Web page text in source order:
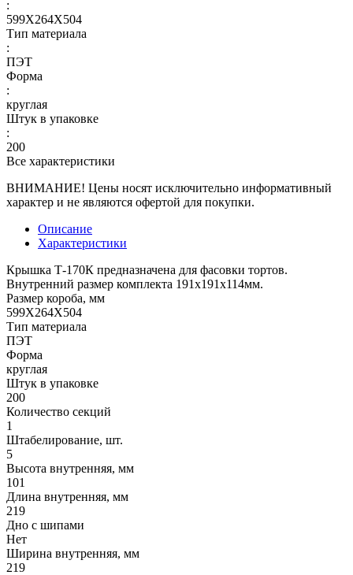
:
599Х264Х504
Тип материала
:
ПЭТ
Форма
:
круглая
Штук в упаковке
:
200
Все характеристики
ВНИМАНИЕ! Цены носят исключительно информативный
характер и не являются офертой для покупки.
Описание
Характеристики
Крышка Т-170К предназначена для фасовки тортов.
Внутренний размер комплекта 191х191х114мм.
Размер короба, мм
599Х264Х504
Тип материала
ПЭТ
Форма
круглая
Штук в упаковке
200
Количество секций
1
Штабелирование, шт.
5
Высота внутренняя, мм
101
Длина внутренняя, мм
219
Дно с шипами
Нет
Ширина внутренняя, мм
219